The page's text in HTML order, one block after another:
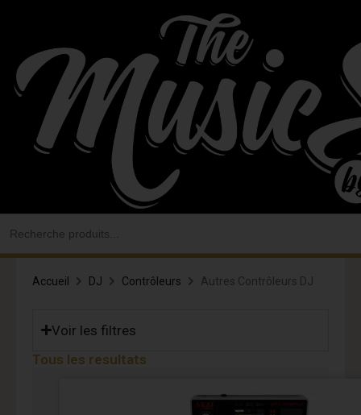
contenu
Accueil DJ Contrôleurs Autres Contrôleurs DJ
Voir les filtres
Tous les resultats